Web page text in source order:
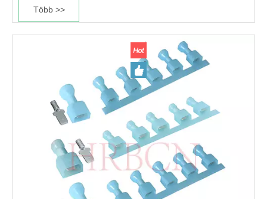
működést biztosít. Tökéletes autóipari, háztartási és ipari
közepes áramú kábelköteg megoldásokhoz.
Több >>